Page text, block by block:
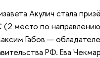
Акулич стала
место по направлению
Габов —
РФ. Ева